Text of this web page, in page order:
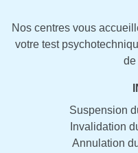
Nos centres vous
votre test
de
Suspension
Invalidation
Annulation